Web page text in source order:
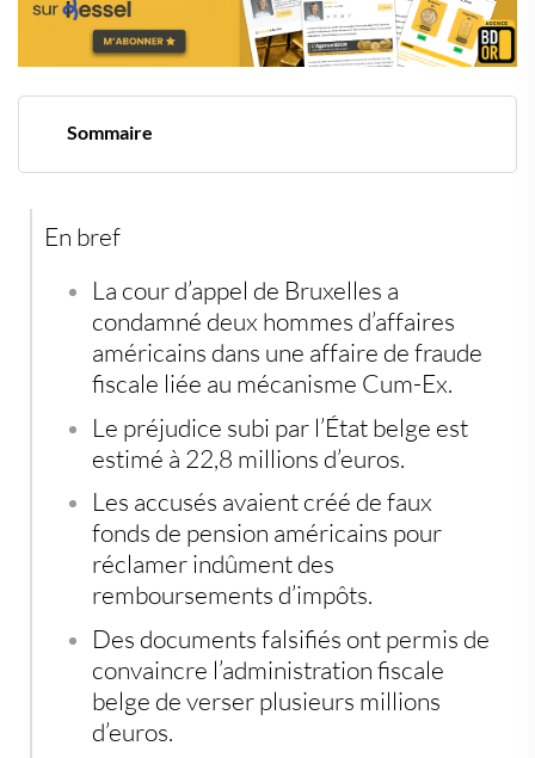
Sommaire
remboursements d’impôts
Des recours encore attendus
L’épargne hors système bancaire continue d’attirer
certains investisseurs
En bref
La cour d’appel de Bruxelles a
condamné deux hommes d’affaires
américains dans une affaire de fraude
fiscale liée au mécanisme Cum-Ex.
Le préjudice subi par l’État belge est
estimé à 22,8 millions d’euros.
Les accusés avaient créé de faux
fonds de pension américains pour
réclamer indûment des
remboursements d’impôts.
Des documents falsifiés ont permis de
convaincre l’administration fiscale
belge de verser plusieurs millions
d’euros.